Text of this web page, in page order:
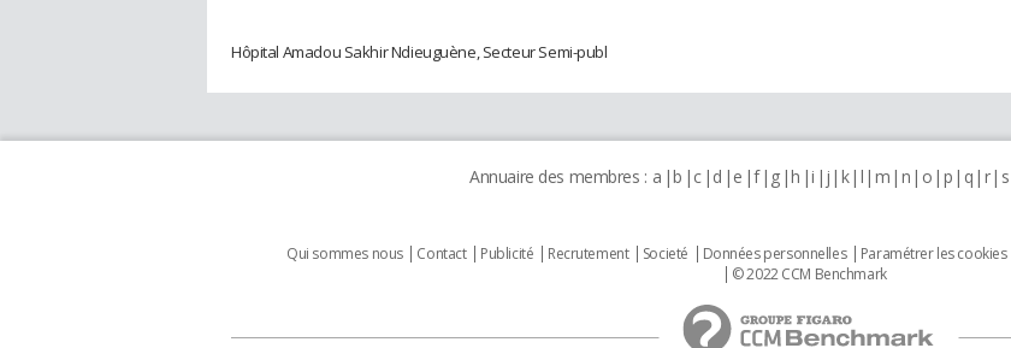
Hôpital Amadou Sakhir Ndieuguène, Secteur Semi-publ
Annuaire des membres : a b c d e f g h i j k l m n o p q r s
Qui sommes nous Contact Publicité Recrutement Societé Données personnelles Paramétrer les cookies
© 2022 CCM Benchmark